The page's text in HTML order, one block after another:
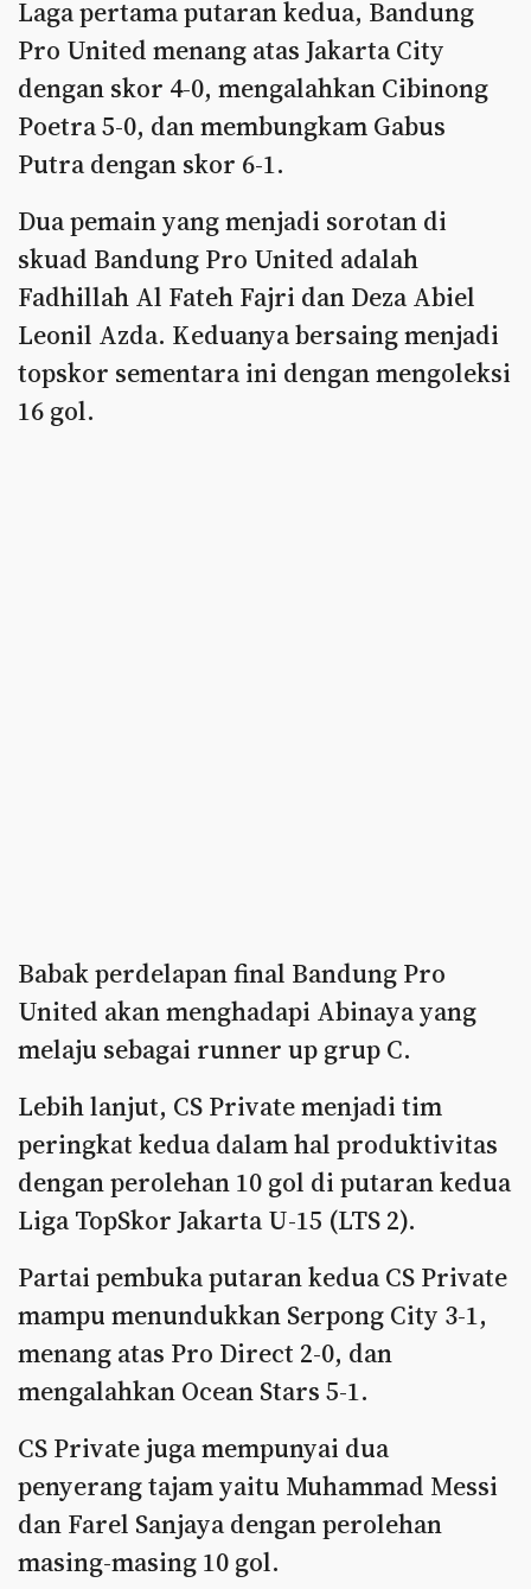
Laga pertama putaran kedua, Bandung
Pro United menang atas Jakarta City
dengan skor 4-0, mengalahkan Cibinong
Poetra 5-0, dan membungkam Gabus
Putra dengan skor 6-1.
Dua pemain yang menjadi sorotan di
skuad Bandung Pro United adalah
Fadhillah Al Fateh Fajri dan Deza Abiel
Leonil Azda. Keduanya bersaing menjadi
topskor sementara ini dengan mengoleksi
16 gol.
Babak perdelapan final Bandung Pro
United akan menghadapi Abinaya yang
melaju sebagai runner up grup C.
Lebih lanjut, CS Private menjadi tim
peringkat kedua dalam hal produktivitas
dengan perolehan 10 gol di putaran kedua
Liga TopSkor Jakarta U-15 (LTS 2).
Partai pembuka putaran kedua CS Private
mampu menundukkan Serpong City 3-1,
menang atas Pro Direct 2-0, dan
mengalahkan Ocean Stars 5-1.
CS Private juga mempunyai dua
penyerang tajam yaitu Muhammad Messi
dan Farel Sanjaya dengan perolehan
masing-masing 10 gol.